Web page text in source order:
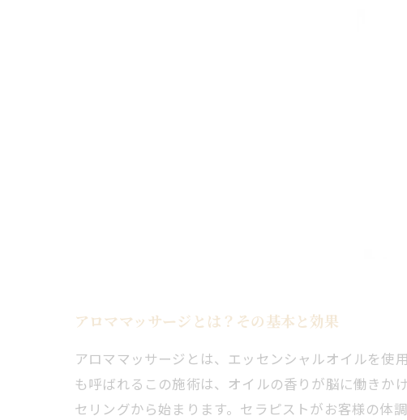
アロママッサージとは？その基本と効果
アロママッサージとは、エッセンシャルオイルを使
も呼ばれるこの施術は、オイルの香りが脳に働きか
セリングから始まります。セラピストがお客様の体